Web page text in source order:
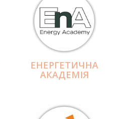
ЕНЕРГЕТИЧНА
АКАДЕМІЯ